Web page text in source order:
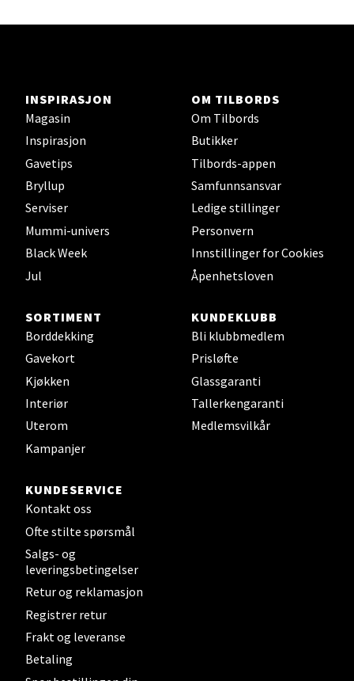
INSPIRASJON
Magasin
Inspirasjon
Gavetips
Bryllup
Serviser
Mummi-univers
Black Week
Jul
OM TILBORDS
Om Tilbords
Butikker
Tilbords-appen
Samfunnsansvar
Ledige stillinger
Personvern
Innstillinger for Cookies
Åpenhetsloven
SORTIMENT
Borddekking
Gavekort
Kjøkken
Interiør
Uterom
Kampanjer
KUNDEKLUBB
Bli klubbmedlem
Prisløfte
Glassgaranti
Tallerkengaranti
Medlemsvilkår
KUNDESERVICE
Kontakt oss
Ofte stilte spørsmål
Salgs- og
leveringsbetingelser
Retur og reklamasjon
Registrer retur
Frakt og leveranse
Betaling
Stavanger og Sandnes - Kilden
Senter
Gartnerveien 16, 4016 Stavanger
Stavanger og Sandnes - Kvadrat
Åpent i dag 10-21
Bergen - Thon Senter Lagunen
Laguneveien 1, 5239 Bergen